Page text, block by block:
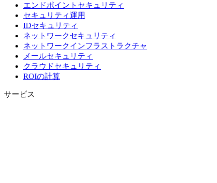
エンドポイントセキュリティ
セキュリティ運用
IDセキュリティ
ネットワークセキュリティ
ネットワークインフラストラクチャ
メールセキュリティ
クラウドセキュリティ
ROIの計算
サービス